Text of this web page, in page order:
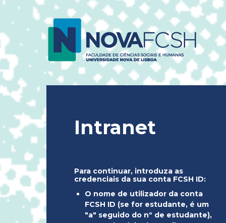
Intranet
Para continuar, introduza as
credenciais da sua conta FCSH ID:
O nome de utilizador da conta
FCSH ID (se for estudante, é um
"a" seguido do nº de estudante),